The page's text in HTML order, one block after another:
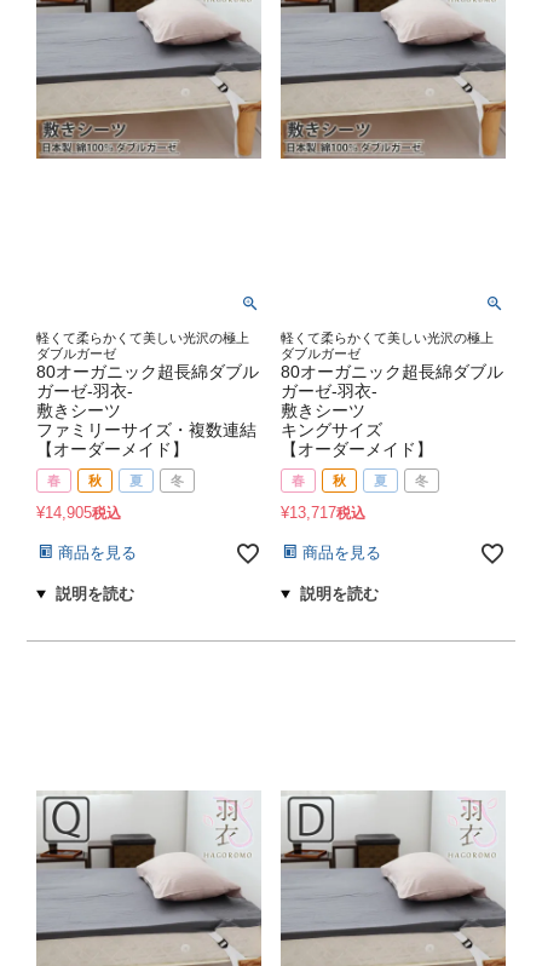
軽くて柔らかくて美しい光沢の極上
ダブルガーゼ
80オーガニック超長綿ダブル
ガーゼ-羽衣-
敷きシーツ
ファミリーサイズ・複数連結
【オーダーメイド】
春 秋 夏 冬
¥14,905税込
商品を見る
軽くて柔らかくて美しい光沢の極上
ダブルガーゼ
80オーガニック超長綿ダブル
ガーゼ-羽衣-
敷きシーツ
キングサイズ
【オーダーメイド】
春 秋 夏 冬
¥13,717税込
商品を見る